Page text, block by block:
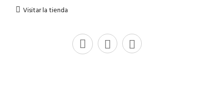
Visitar la tienda